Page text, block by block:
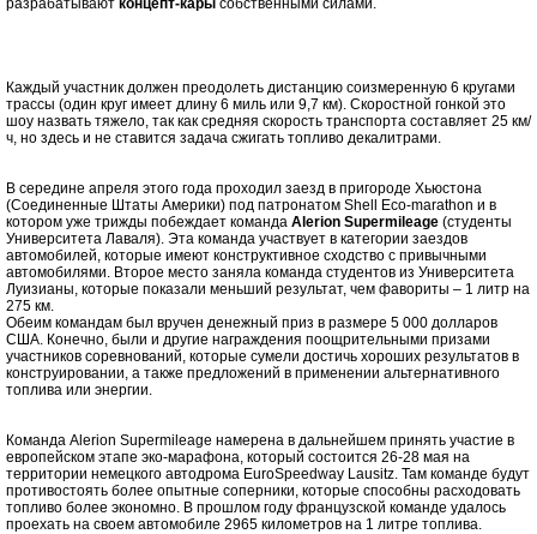
разрабатывают концепт-кары собственными силами.
Каждый участник должен преодолеть дистанцию соизмеренную 6 кругами
трассы (один круг имеет длину 6 миль или 9,7 км). Скоростной гонкой это
шоу назвать тяжело, так как средняя скорость транспорта составляет 25 км/
ч, но здесь и не ставится задача сжигать топливо декалитрами.
В середине апреля этого года проходил заезд в пригороде Хьюстона
(Соединенные Штаты Америки) под патронатом Shell Eco-marathon и в
котором уже трижды побеждает команда Alerion Supermileage (студенты
Университета Лаваля). Эта команда участвует в категории заездов
автомобилей, которые имеют конструктивное сходство с привычными
автомобилями. Второе место заняла команда студентов из Университета
Луизианы, которые показали меньший результат, чем фавориты – 1 литр на
275 км.
Обеим командам был вручен денежный приз в размере 5 000 долларов
США. Конечно, были и другие награждения поощрительными призами
участников соревнований, которые сумели достичь хороших результатов в
конструировании, а также предложений в применении альтернативного
топлива или энергии.
Команда Alerion Supermileage намерена в дальнейшем принять участие в
европейском этапе эко-марафона, который состоится 26-28 мая на
территории немецкого автодрома EuroSpeedway Lausitz. Там команде будут
противостоять более опытные соперники, которые способны расходовать
топливо более экономно. В прошлом году французской команде удалось
проехать на своем автомобиле 2965 километров на 1 литре топлива.